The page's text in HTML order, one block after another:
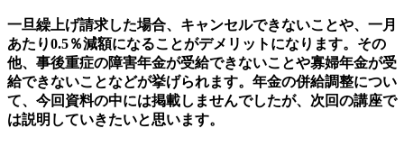
一旦繰上げ請求した場合、キャンセルできないことや、一月
あたり0.5％減額になることがデメリットになります。その
他、事後重症の障害年金が受給できないことや寡婦年金が受
給できないことなどが挙げられます。年金の併給調整につい
て、今回資料の中には掲載しませんでしたが、次回の講座で
は説明していきたいと思います。